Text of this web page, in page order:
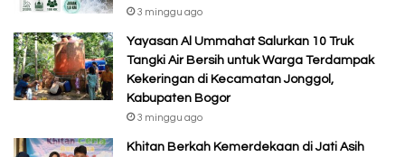
3 minggu ago
Yayasan Al Ummahat Salurkan 10 Truk
Tangki Air Bersih untuk Warga Terdampak
Kekeringan di Kecamatan Jonggol,
Kabupaten Bogor
3 minggu ago
Khitan Berkah Kemerdekaan di Jati Asih